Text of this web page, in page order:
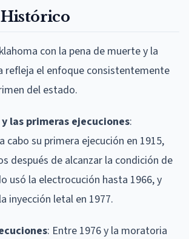
con la pena de muerte y la
refleja el enfoque consistentemente
del estado.
las primeras ejecuciones:
cabo su primera ejecución en 1915,
después de alcanzar la condición de
usó la electrocución hasta 1966, y
inyección letal en 1977.
: Entre 1976 y la moratoria